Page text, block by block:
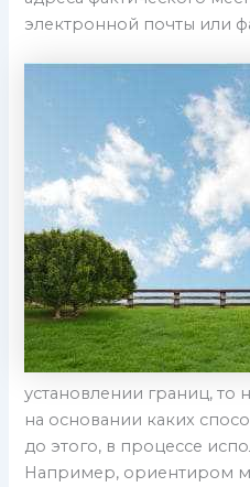
электронной почты или
установлении границ, то
на основании каких
до этого, в процессе
Например, ориентиром